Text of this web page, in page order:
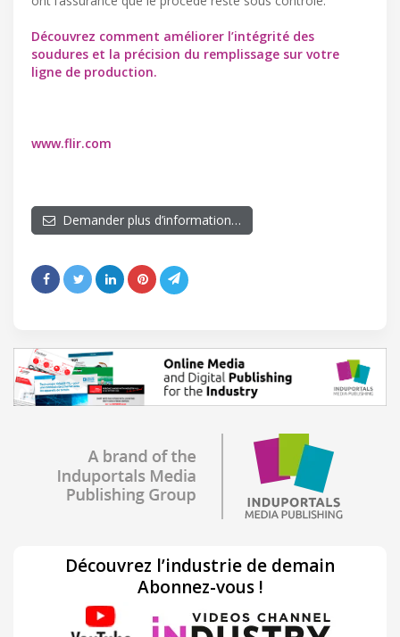
Découvrez comment améliorer l’intégrité des
soudures et la précision du remplissage sur votre
ligne de production.
www.flir.com
Demander plus d’information…
Découvrez l’industrie de demain
Abonnez-vous !